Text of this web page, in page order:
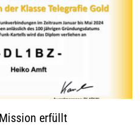
erfüllt